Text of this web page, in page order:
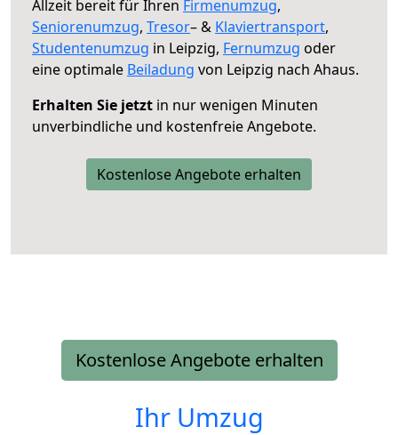
Allzeit bereit für Ihren Firmenumzug,
Seniorenumzug, Tresor– & Klaviertransport,
Studentenumzug in Leipzig, Fernumzug oder
eine optimale Beiladung von Leipzig nach Ahaus.
Erhalten Sie jetzt in nur wenigen Minuten
unverbindliche und kostenfreie Angebote.
Kostenlose Angebote erhalten
Kostenlose Angebote erhalten
Ihr Umzug